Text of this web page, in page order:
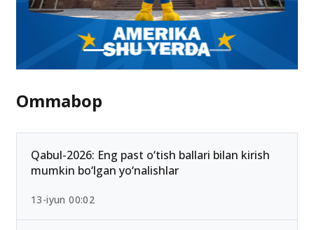
Ommabop
Qabul-2026: Eng past o‘tish ballari bilan kirish
mumkin bo‘lgan yo‘nalishlar
13-iyun 00:02